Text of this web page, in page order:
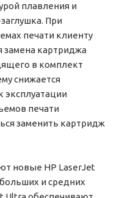
плавления и
При
печати клиенту
замена картриджа
в комплект
снижается
эксплуатации
печати
заменить картридж
новые HP LaserJet
и средних